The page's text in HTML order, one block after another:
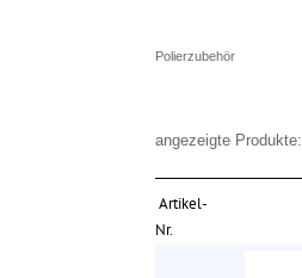
Polierzubehör
angezeigte Produkte:
Artikel-
Nr.